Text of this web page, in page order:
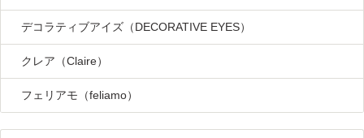
デコラティブアイズ（DECORATIVE EYES）
クレア（Claire）
フェリアモ（feliamo）